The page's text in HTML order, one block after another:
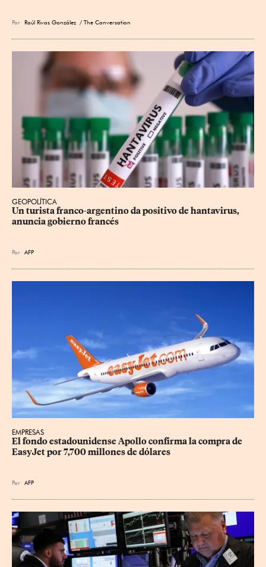
Por Raúl Rivas González / The Conversation
GEOPOLÍTICA
Un turista franco-argentino da positivo de hantavirus,
anuncia gobierno francés
Por AFP
EMPRESAS
El fondo estadounidense Apollo confirma la compra de
EasyJet por 7,700 millones de dólares
Por AFP